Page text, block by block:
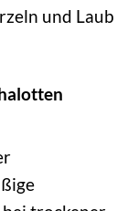
und Laub